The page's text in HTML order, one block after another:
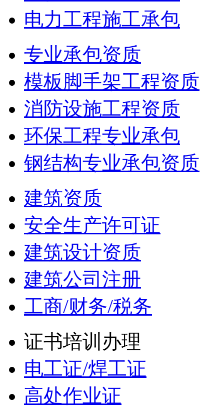
电力工程施工承包
专业承包资质
模板脚手架工程资质
消防设施工程资质
环保工程专业承包
钢结构专业承包资质
建筑资质
安全生产许可证
建筑设计资质
建筑公司注册
工商/财务/税务
证书培训办理
电工证/焊工证
高处作业证